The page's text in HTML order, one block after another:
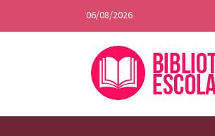
06/08/2026